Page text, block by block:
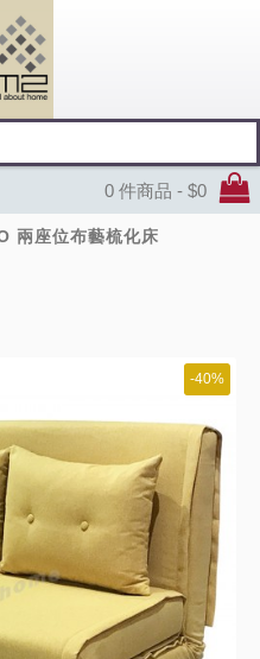
0 件商品 - $0
兩座位布藝梳化床
-40%